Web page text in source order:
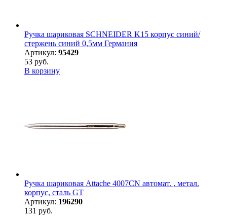
Ручка шариковая SCHNEIDER K15 корпус синий/
стержень синий 0,5мм Германия
Артикул: 95429
53 руб.
В корзину
Ручка шариковая Attache 4007CN автомат. , метал.
корпус, сталь GT
Артикул: 196290
131 руб.